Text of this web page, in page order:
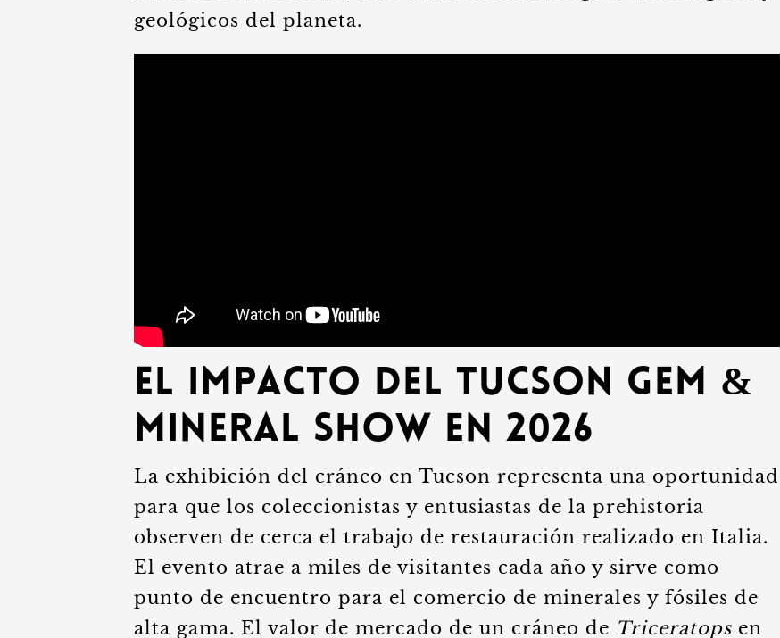
geológicos del planeta.
El impacto del Tucson Gem &
Mineral Show en 2026
La exhibición del cráneo en Tucson representa una oportunidad
para que los coleccionistas y entusiastas de la prehistoria
observen de cerca el trabajo de restauración realizado en Italia.
El evento atrae a miles de visitantes cada año y sirve como
punto de encuentro para el comercio de minerales y fósiles de
alta gama. El valor de mercado de un cráneo de Triceratops en